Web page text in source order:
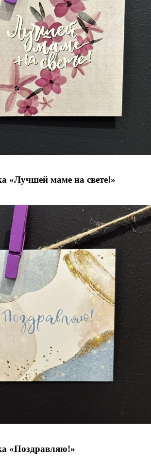
«Лучшей маме на свете!»
«Поздравляю!»